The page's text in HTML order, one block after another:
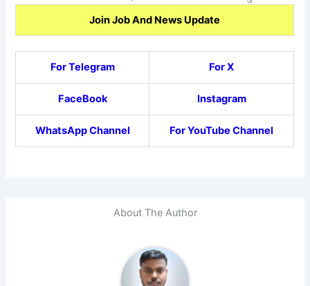
Join Job And News Update
For Telegram For X
FaceBook Instagram
WhatsApp Channel For YouTube Channel
About The Author